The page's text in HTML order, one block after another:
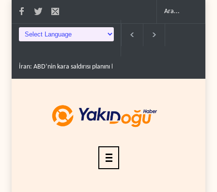
İran: ABD’nin kara saldırısı planını başarısızlı..